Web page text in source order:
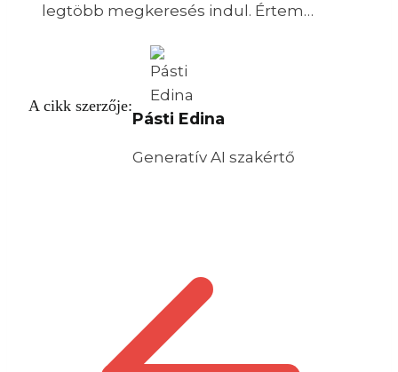
legtöbb megkeresés indul. Értem…
A cikk szerzője:
Pásti Edina
Generatív AI szakértő